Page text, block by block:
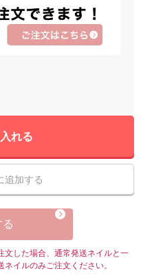
れる
追加する
文した場合、通常発送ネイルと一
イルのみご注文ください。